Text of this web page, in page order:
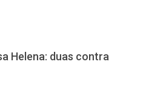
Helena: duas contra